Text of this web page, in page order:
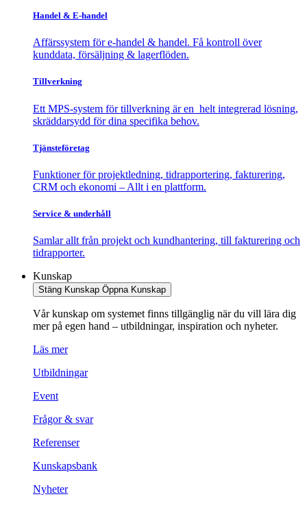
Handel & E-handel
Affärssystem för e-handel & handel. Få kontroll över
kunddata, försäljning & lagerflöden.
Tillverkning
Ett MPS-system för tillverkning är en helt integrerad lösning,
skräddarsydd för dina specifika behov.
Tjänsteföretag
Funktioner för projektledning, tidrapportering, fakturering,
CRM och ekonomi – Allt i en plattform.
Service & underhåll
Samlar allt från projekt och kundhantering, till fakturering och
tidrapporter.
Kunskap
Stäng Kunskap Öppna Kunskap
Vår kunskap om systemet finns tillgänglig när du vill lära dig
mer på egen hand – utbildningar, inspiration och nyheter.
Läs mer
Utbildningar
Event
Frågor & svar
Referenser
Kunskapsbank
Nyheter